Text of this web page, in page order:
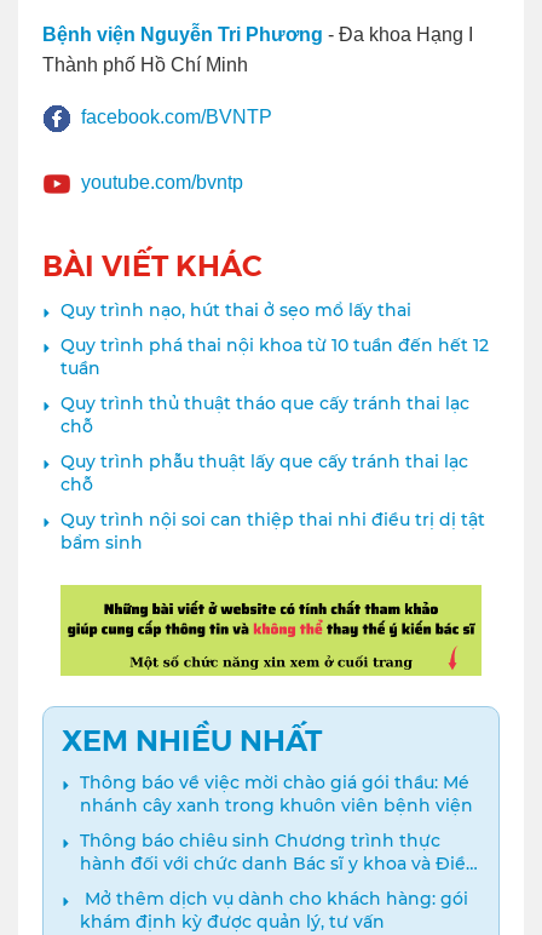
Bệnh viện Nguyễn Tri Phương - Đa khoa Hạng I
Thành phố Hồ Chí Minh
facebook.com/BVNTP
youtube.com/bvntp
BÀI VIẾT KHÁC
Quy trình nạo, hút thai ở sẹo mổ lấy thai
Quy trình phá thai nội khoa từ 10 tuần đến hết 12
tuần
Quy trình thủ thuật tháo que cấy tránh thai lạc
chỗ
Quy trình phẫu thuật lấy que cấy tránh thai lạc
chỗ
Quy trình nội soi can thiệp thai nhi điều trị dị tật
bẩm sinh
XEM NHIỀU NHẤT
Thông báo về việc mời chào giá gói thầu: Mé
nhánh cây xanh trong khuôn viên bệnh viện
Thông báo chiêu sinh Chương trình thực
hành đối với chức danh Bác sĩ y khoa và Điều
dưỡng năm 2024
️ Mở thêm dịch vụ dành cho khách hàng: gói
khám định kỳ được quản lý, tư vấn